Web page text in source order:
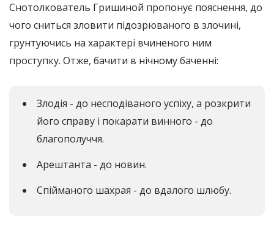
Снотолкователь Гришиной пропонує пояснення, до
чого сниться зловити підозрюваного в злочині,
грунтуючись на характері вчиненого ним
проступку. Отже, бачити в нічному баченні:
Злодія - до несподіваного успіху, а розкрити
його справу і покарати винного - до
благополуччя.
Арештанта - до новин.
Спійманого шахрая - до вдалого шлюбу.